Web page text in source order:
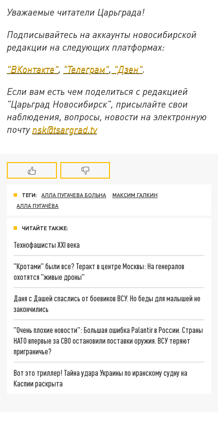
Уважаемые читатели Царьграда!
Подписывайтесь на аккаунты новосибирской
редакции на следующих платформах:
"ВКонтакте", "Телеграм", "Дзен".
Если вам есть чем поделиться с редакцией
"Царьград Новосибирск", присылайте свои
наблюдения, вопросы, новости на электронную
почту nsk@tsargrad.tv
ТЕГИ: АЛЛА ПУГАЧЕВА БОЛЬНА
МАКСИМ ГАЛКИН
АЛЛА ПУГАЧЁВА
ЧИТАЙТЕ ТАКЖЕ:
Технофашисты XXI века
"Кротами" были все? Теракт в центре Москвы: На генералов
охотятся "живые дроны"
Даня с Дашей спаслись от боевиков ВСУ. Но беды для малышей не
закончились
"Очень плохие новости": Большая ошибка Palantir в России. Страны
НАТО впервые за СВО остановили поставки оружия. ВСУ теряют
приграничье?
Вот это триллер! Тайна удара Украины по иранскому судну на
Каспии раскрыта